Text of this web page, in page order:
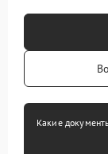
Какие